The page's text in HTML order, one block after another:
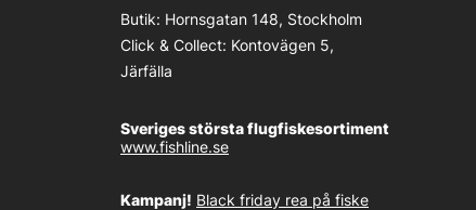
Butik: Hornsgatan 148, Stockholm
Click & Collect: Kontovägen 5,
Järfälla
Sveriges största flugfiskesortiment
www.fishline.se
Kampanj! Black friday rea på fiske